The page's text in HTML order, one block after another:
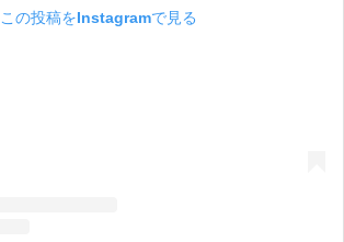
この投稿をInstagramで見る